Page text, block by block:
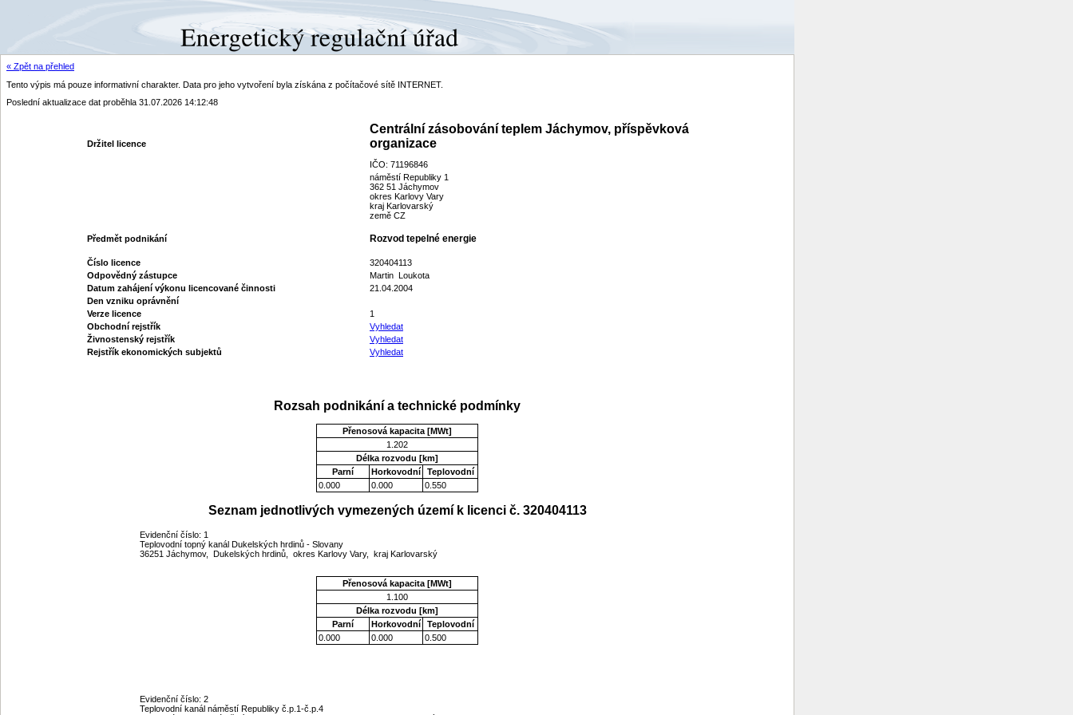
« Zpět na přehled
Tento výpis má pouze informativní charakter. Data pro jeho vytvoření byla získána z počítačové sítě INTERNET.
Poslední aktualizace dat proběhla 31.07.2026 14:12:48
Držitel licence
Centrální zásobování teplem Jáchymov, příspěvková
organizace
IČO: 71196846
náměstí Republiky 1
362 51 Jáchymov
okres Karlovy Vary
kraj Karlovarský
země CZ
Předmět podnikání Rozvod tepelné energie
Číslo licence
320404113
Odpovědný zástupce
Martin Loukota
Datum zahájení výkonu licencované činnosti
21.04.2004
Den vzniku oprávnění
Verze licence
1
Obchodní rejstřík
Vyhledat
Živnostenský rejstřík
Vyhledat
Rejstřík ekonomických subjektů
Vyhledat
Rozsah podnikání a technické podmínky
Přenosová kapacita [MWt]
1.202
Délka rozvodu [km]
Parní
Horkovodní
Teplovodní
0.000
0.000 0.550
Seznam jednotlivých vymezených území k licenci č. 320404113
Evidenční číslo: 1
Teplovodní topný kanál Dukelských hrdinů - Slovany
36251 Jáchymov, Dukelských hrdinů, okres Karlovy Vary, kraj Karlovarský
Přenosová kapacita [MWt]
1.100
Délka rozvodu [km]
Parní
Horkovodní
Teplovodní
0.000
0.000 0.500
Evidenční číslo: 2
Teplovodní kanál náměstí Republiky č.p.1-č.p.4